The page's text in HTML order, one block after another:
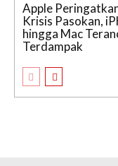
Apple
Krisis Pasokan,
hingga Mac
Terdampak